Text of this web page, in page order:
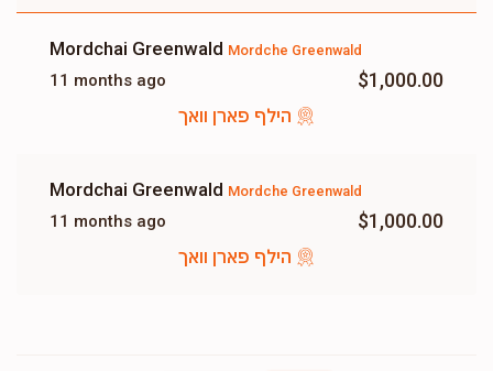
Mordchai Greenwald Mordche Greenwald
11 months ago $1,000.00
הילף פארן וואך
Mordchai Greenwald Mordche Greenwald
11 months ago $1,000.00
הילף פארן וואך